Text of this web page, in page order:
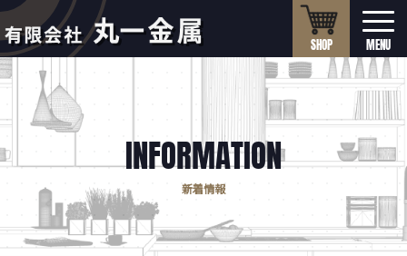
SHOP
INFORMATION
新着情報